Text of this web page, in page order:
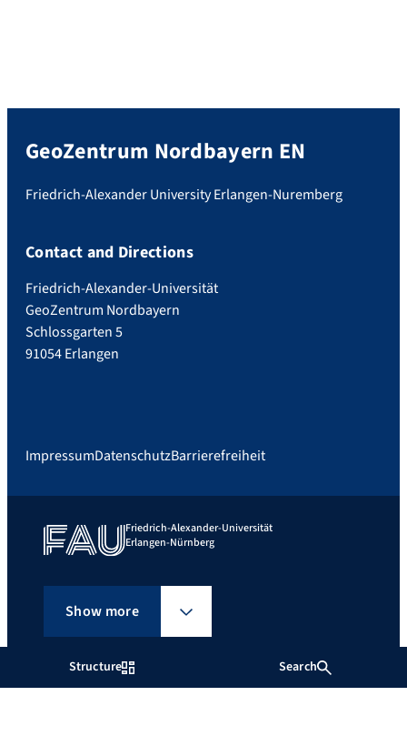
Structure Search
GeoZentrum Nordbayern EN
Friedrich-Alexander University Erlangen-Nuremberg
Contact and Directions
Friedrich-Alexander-Universität
GeoZentrum Nordbayern
Schlossgarten 5
91054 Erlangen
ImpressumDatenschutzBarrierefreiheit
Friedrich-Alexander-Universität
Erlangen-Nürnberg
Show more